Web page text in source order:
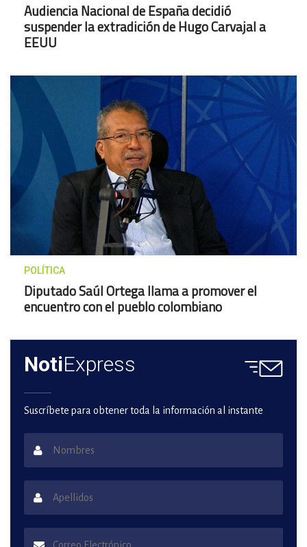
Audiencia Nacional de España decidió
suspender la extradición de Hugo Carvajal a
EEUU
POLÍTICA
Diputado Saúl Ortega llama a promover el
encuentro con el pueblo colombiano
NotiExpress
Suscríbete para obtener toda la información al instante